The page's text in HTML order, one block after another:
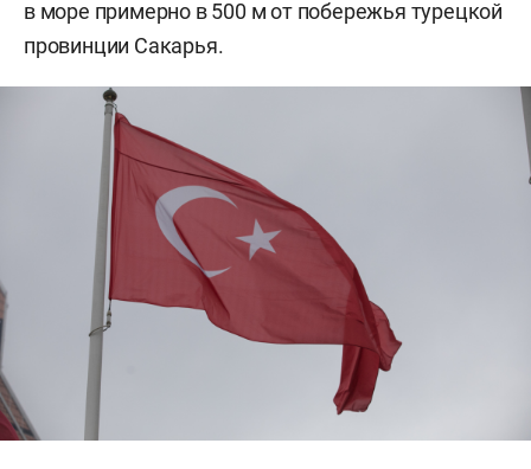
в море примерно в 500 м от побережья турецкой
провинции Сакарья.